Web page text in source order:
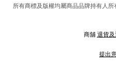
所有商標及版權均屬商品品牌持有人所
商舖退貨
提出